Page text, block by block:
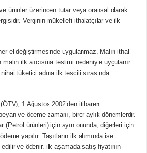
ürünler üzerinden tutar veya oransal olarak
Verginin mükellefi ithalatçılar ve ilk
el değiştirmesinde uygulanmaz. Malın ithal
ilk alıcısına teslimi nedeniyle uygulanır.
tüketici adına ilk tescili sırasında
1 Ağustos 2002’den itibaren
ve ödeme zamanı, birer aylık dönemlerdir.
(Petrol ürünleri) için ayın onunda, diğerleri için
yapılır. Taşıtların ilk alımında ise
ve ödenir. ilk aşamada satış fiyatının